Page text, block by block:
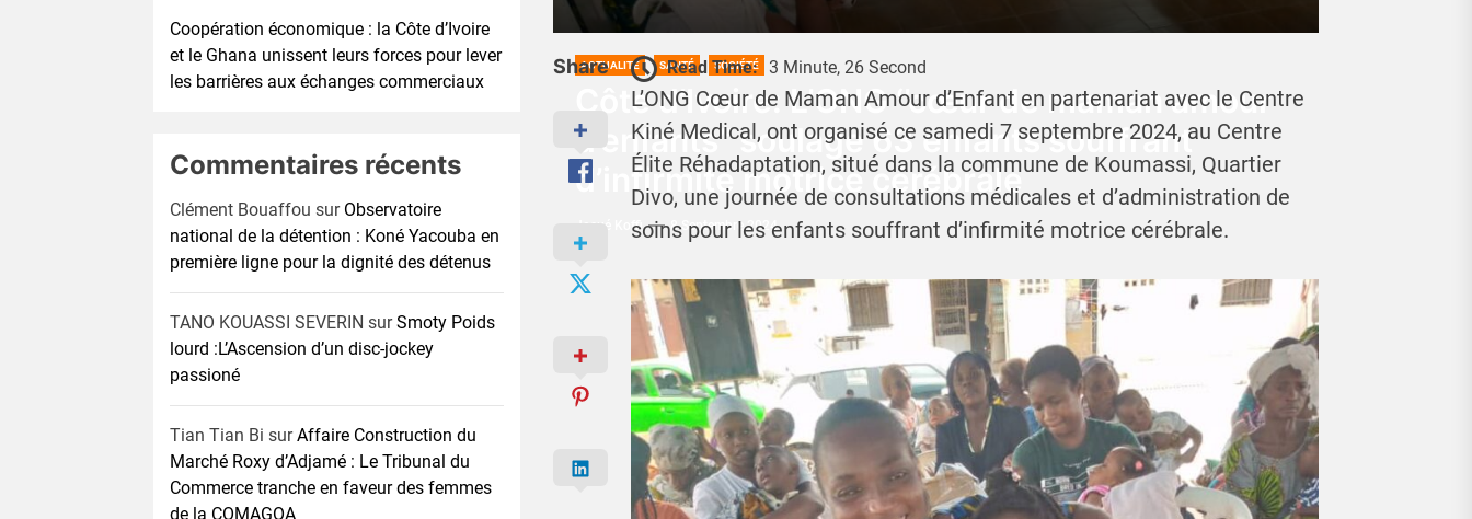
ACTUALITÉ SANTÉ SOCIÉTÉ
Côte d’Ivoire: L’ONG ‘’cœur de maman amour
d’enfants’’ soulage 63 enfants souffrant
d’infirmité motrice cérébrale
Josué Koffi 8 Septembre 2024
Share Read Time: 3 Minute, 26 Second
L’ONG Cœur de Maman Amour d’Enfant en partenariat avec le Centre
Kiné Medical, ont organisé ce samedi 7 septembre 2024, au Centre
Élite Réhadaptation, situé dans la commune de Koumassi, Quartier
Divo, une journée de consultations médicales et d’administration de
soins pour les enfants souffrant d’infirmité motrice cérébrale.
Coopération économique : la Côte d’Ivoire
et le Ghana unissent leurs forces pour lever
les barrières aux échanges commerciaux
Commentaires récents
Clément Bouaffou sur Observatoire
national de la détention : Koné Yacouba en
première ligne pour la dignité des détenus
TANO KOUASSI SEVERIN surSmoty Poids
lourd :L’Ascension d’un disc-jockey
passioné
Tian Tian Bi surAffaire Construction du
Marché Roxy d’Adjamé : Le Tribunal du
Commerce tranche en faveur des femmes
de la COMAGOA